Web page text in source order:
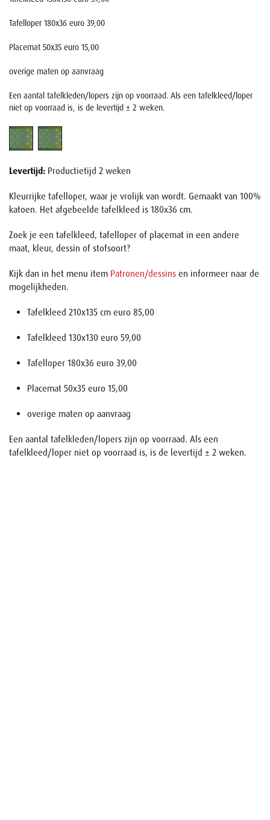
Tafelloper 180x36 euro 39,00
Placemat 50x35 euro 15,00
overige maten op aanvraag
Een aantal tafelkleden/lopers zijn op voorraad. Als een tafelkleed/loper
niet op voorraad is, is de levertijd ± 2 weken.
Levertijd: Productietijd 2 weken
Kleurrijke tafelloper, waar je vrolijk van wordt. Gemaakt van 100%
katoen. Het afgebeelde tafelkleed is 180x36 cm.
Zoek je een tafelkleed, tafelloper of placemat in een andere
maat, kleur, dessin of stofsoort?
Kijk dan in het menu item Patronen/dessins en informeer naar de
mogelijkheden.
Tafelkleed 210x135 cm euro 85,00
Tafelkleed 130x130 euro 59,00
Tafelloper 180x36 euro 39,00
Placemat 50x35 euro 15,00
overige maten op aanvraag
Een aantal tafelkleden/lopers zijn op voorraad. Als een
tafelkleed/loper niet op voorraad is, is de levertijd ± 2 weken.